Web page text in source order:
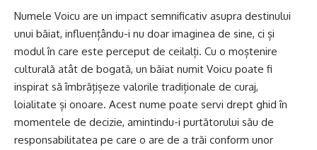
Numele Voicu are un impact semnificativ asupra destinului
unui băiat, influențându-i nu doar imaginea de sine, ci și
modul în care este perceput de ceilalți. Cu o moștenire
culturală atât de bogată, un băiat numit Voicu poate fi
inspirat să îmbrățișeze valorile tradiționale de curaj,
loialitate și onoare. Acest nume poate servi drept ghid în
momentele de decizie, amintindu-i purtătorului său de
responsabilitatea pe care o are de a trăi conform unor